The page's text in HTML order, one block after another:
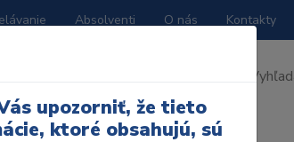
Absolventi O nás Kontakty
upozorniť, že tieto
ktoré obsahujú, sú